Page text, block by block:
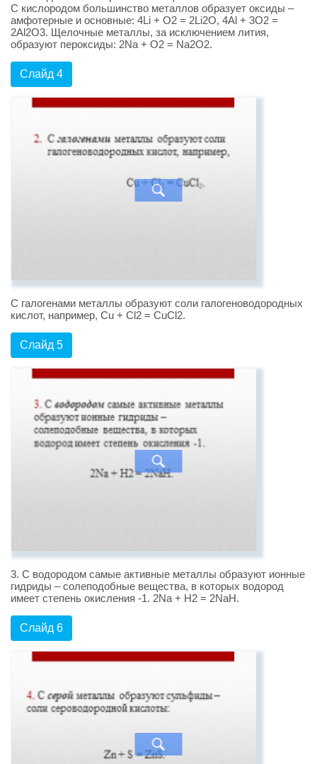
С кислородом большинство металлов образует оксиды –
амфотерные и основные: 4Li + O2 = 2Li2O, 4Al + 3O2 =
2Al2O3. Щелочные металлы, за исключением лития,
образуют пероксиды: 2Na + O2 = Na2O2.
Слайд 4
С галогенами металлы образуют соли галогеноводородных
кислот, например, Cu + Cl2 = CuCl2.
Слайд 5
3. С водородом самые активные металлы образуют ионные
гидриды – солеподобные вещества, в которых водород
имеет степень окисления -1. 2Na + H2 = 2NaH.
Слайд 6